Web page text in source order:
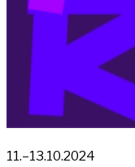
11.–13.10.2024